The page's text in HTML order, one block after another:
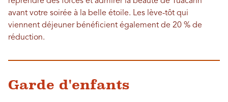
avant votre soirée à la belle étoile. Les lève-tôt qui
viennent déjeuner bénéficient également de 20 % de
réduction.
Garde d'enfants